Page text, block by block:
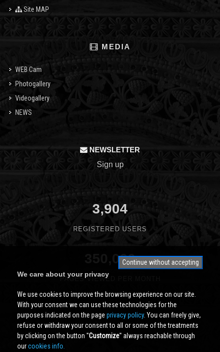
Site MAP
MEDIA
WEB Cam
Photogallery
Videogallery
NEWS
NEWSLETTER
Sign up
3,904
REGISTERED USERS
350,000
PAGES VIEWED PER MONTH
Continue without accepting
We care about your privacy
We use cookies to improve the browsing experience on our site.
With your consent we can use these technologies for the
purposes indicated on the page privacy policy. You can freely give,
refuse or withdraw your consent to all or some of the treatments
by clicking on the button ''Customize'' always reachable through
ourcookies info.